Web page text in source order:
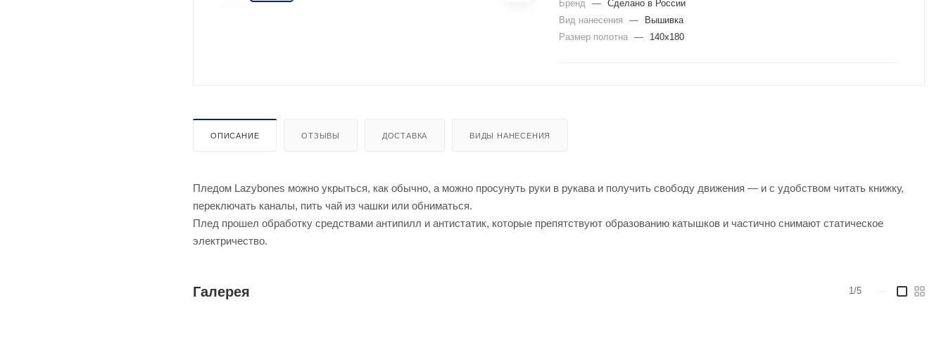
Бренд
— Сделано в России
Вид нанесения
—
Вышивка
Размер полотна — 140x180
ОПИСАНИЕ ОТЗЫВЫ ДОСТАВКА ВИДЫ НАНЕСЕНИЯ
Пледом Lazybones можно укрыться, как обычно, а можно просунуть руки в рукава и получить свободу движения — и с удобством читать книжку,
переключать каналы, пить чай из чашки или обниматься.
Плед прошел обработку средствами антипилл и антистатик, которые препятствуют образованию катышков и частично снимают статическое
электричество.
Галерея 1/5